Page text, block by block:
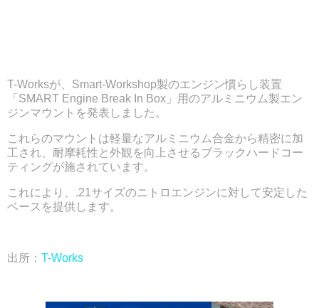
T-Worksが、Smart-Workshop製のエンジン慣らし装置
「SMART Engine Break In Box」用のアルミニウム製エン
ジンマウントを発表しました。
これらのマウントは軽量なアルミニウム合金から精密に加
工され、耐摩耗性と外観を向上させるブラックハードコー
ティングが施されています。
これにより、.21サイズのニトロエンジンに対して安定した
ベースを提供します。
出所： T-Works